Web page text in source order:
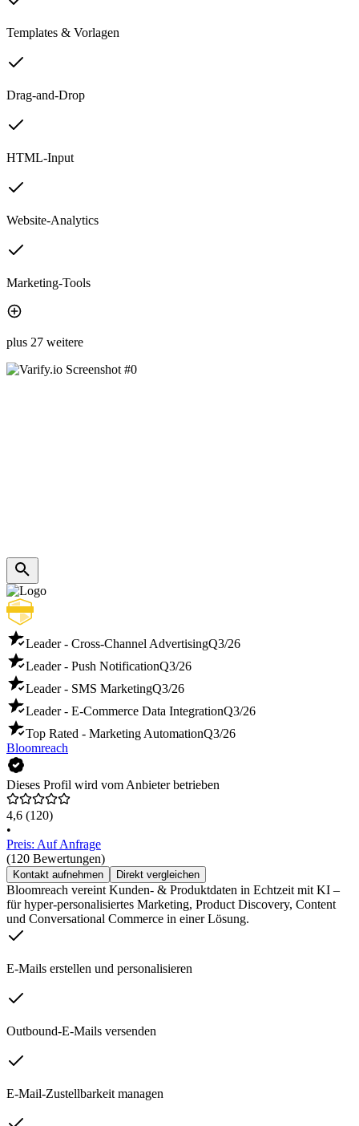
Templates & Vorlagen
Drag-and-Drop
HTML-Input
Website-Analytics
Marketing-Tools
plus 27 weitere
Leader - Cross-Channel AdvertisingQ3/26
Leader - Push NotificationQ3/26
Leader - SMS MarketingQ3/26
Leader - E-Commerce Data IntegrationQ3/26
Top Rated - Marketing AutomationQ3/26
Bloomreach
Dieses Profil wird vom Anbieter betrieben
4,6 (120)
•
Preis: Auf Anfrage
(120 Bewertungen)
Kontakt aufnehmen Direkt vergleichen
Bloomreach vereint Kunden- & Produktdaten in Echtzeit mit KI –
für hyper-personalisiertes Marketing, Product Discovery, Content
und Conversational Commerce in einer Lösung.
E-Mails erstellen und personalisieren
Outbound-E-Mails versenden
E-Mail-Zustellbarkeit managen